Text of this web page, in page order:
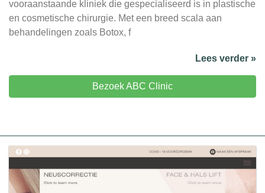
vooraanstaande kliniek die gespecialiseerd is in plastische
en cosmetische chirurgie. Met een breed scala aan
behandelingen zoals Botox, f
Lees verder »
Bezoek ABC Clinic